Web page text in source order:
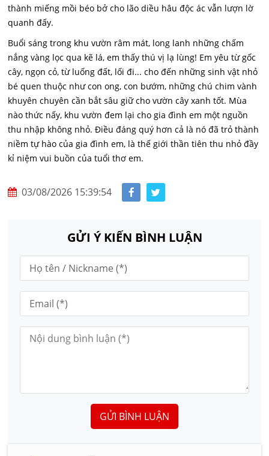
thành miếng mồi béo bở cho lão diều hâu độc ác vẫn lượn lờ
quanh đấy.
Buổi sáng trong khu vườn râm mát, long lanh những chấm
nắng vàng lọc qua kẽ lá, em thấy thú vị lạ lùng! Em yêu từ gốc
cây, ngọn cỏ, từ luống đất, lối đi... cho đến những sinh vật nhỏ
bé quen thuộc như con ong, con bướm, những chú chim vành
khuyên chuyên cần bắt sâu giữ cho vườn cây xanh tốt. Mùa
nào thức nấy, khu vườn đem lại cho gia đình em một nguồn
thu nhập không nhỏ. Điều đáng quý hơn cả là nó đã trỏ thành
niềm tự hào của gia đình em, là thế giới thần tiên thu nhỏ đầy
kỉ niệm vui buồn của tuổi thơ em.
03/08/2026 15:39:54
GỬI Ý KIẾN BÌNH LUẬN
GỬI BÌNH LUẬN